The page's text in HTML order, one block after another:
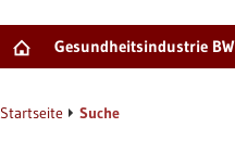
Gesundheitsindustrie BW
Startseite Suche